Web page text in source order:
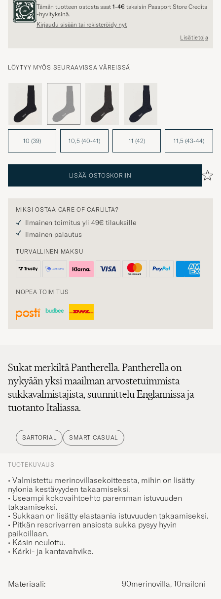
Tämän tuotteen ostosta saat 1-4€ takaisin Passport Store Credits
-hyvityksinä.
Kirjaudu sisään tai rekisteröidy nyt
Lisätietoja
LÖYTYY MYÖS SEURAAVISSA VÄREISSÄ
10 (39) 10,5 (40-41) 11 (42) 11,5 (43-44)
LISÄÄ OSTOSKORIIN
MIKSI OSTAA CARE OF CARLILTA?
Ilmainen toimitus yli 49€ tilauksille
Ilmainen palautus
TURVALLINEN MAKSU
NOPEA TOIMITUS
Sukat merkiltä Pantherella. Pantherella on
nykyään yksi maailman arvostetuimmista
sukkavalmistajista, suunnittelu Englannissa ja
tuotanto Italiassa.
SARTORIAL SMART CASUAL
TUOTEKUVAUS
• Valmistettu merinovillasekoitteesta, mihin on lisätty
nylonia kestävyyden takaamiseksi.
• Useampi kokovaihtoehto paremman istuvuuden
takaamiseksi.
• Sukkaan on lisätty elastaania istuvuuden takaamiseksi.
• Pitkän resorivarren ansiosta sukka pysyy hyvin
paikoillaan.
• Käsin neulottu.
• Kärki- ja kantavahvike.
Materiaali: 90merinovilla, 10nailoni